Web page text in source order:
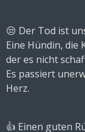
😒 Der Tod ist
Eine Hündin, die
der es nicht
Es passiert
Herz.
👍 Einen guten